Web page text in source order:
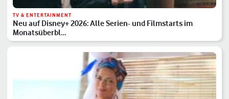
TV & ENTERTAINMENT
Neu auf Disney+ 2026: Alle Serien- und Filmstarts im
Monatsüberbl…